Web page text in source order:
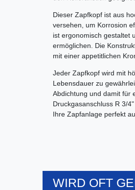
Dieser Zapfkopf ist aus
versehen, um Korrosion
ist ergonomisch gestaltet
ermöglichen. Die
mit einer appetitlichen
Jeder Zapfkopf wird mit
Lebensdauer zu
Abdichtung und damit für
Druckgasanschluss R 3/
Ihre Zapfanlage perfekt
WIRD OFT